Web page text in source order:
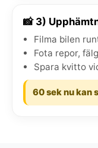
📸 3)
Filma bilen
Fota repor,
Spara kvitto
60 sek nu kan